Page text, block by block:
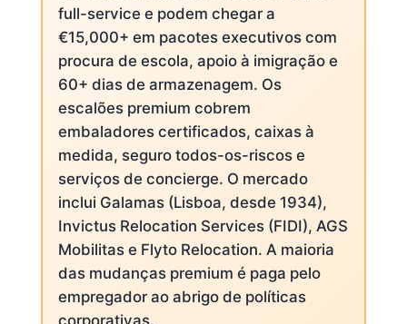
full-service e podem chegar a
€15,000+ em pacotes executivos com
procura de escola, apoio à imigração e
60+ dias de armazenagem. Os
escalões premium cobrem
embaladores certificados, caixas à
medida, seguro todos-os-riscos e
serviços de concierge. O mercado
inclui Galamas (Lisboa, desde 1934),
Invictus Relocation Services (FIDI), AGS
Mobilitas e Flyto Relocation. A maioria
das mudanças premium é paga pelo
empregador ao abrigo de políticas
corporativas.